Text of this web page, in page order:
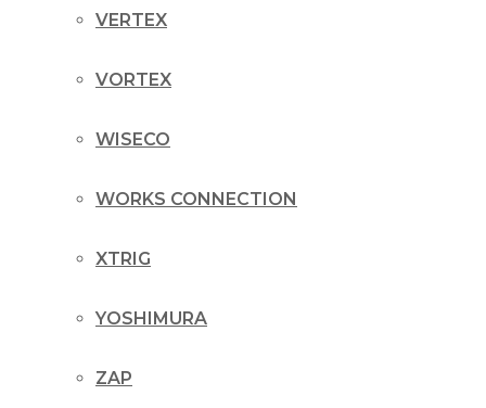
VERTEX
VORTEX
WISECO
WORKS CONNECTION
XTRIG
YOSHIMURA
ZAP